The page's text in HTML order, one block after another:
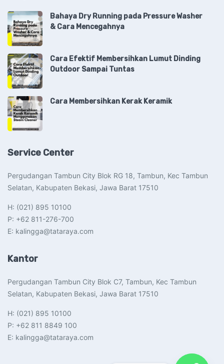
Bahaya Dry Running pada Pressure Washer
& Cara Mencegahnya
Cara Efektif Membersihkan Lumut Dinding
Outdoor Sampai Tuntas
Cara Membersihkan Kerak Keramik
Service Center
Pergudangan Tambun City Blok RG 18, Tambun, Kec Tambun
Selatan, Kabupaten Bekasi, Jawa Barat 17510​
H: (021) 895 10100
P: +62 811-276-700
E: kalingga@tataraya.com
Kantor
Pergudangan Tambun City Blok C7, Tambun, Kec Tambun
Selatan, Kabupaten Bekasi, Jawa Barat 17510​
H: (021) 895 10100
P: +62 811 8849 100
E: kalingga@tataraya.com